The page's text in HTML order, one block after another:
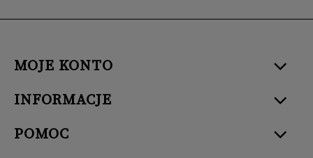
MOJE KONTO
INFORMACJE
POMOC